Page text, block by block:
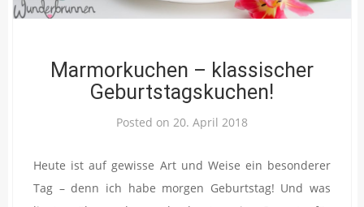
Marmorkuchen – klassischer
Geburtstagskuchen!
Posted on 20. April 2018
Heute ist auf gewisse Art und Weise ein besonderer
Tag – denn ich habe morgen Geburtstag! Und was